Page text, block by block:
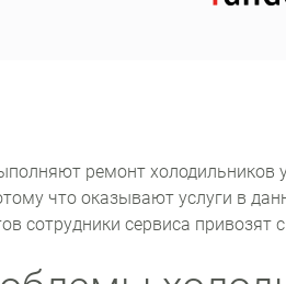
ремонт
что оказывают услуги в
сотрудники сервиса привозят